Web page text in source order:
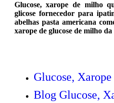
Glucose, xarope de milho
glicose fornecedor para
abelhas pasta americana
xarope de glucose de milho
Glucose,
Blog Glucose,